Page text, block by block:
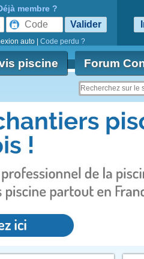
membre ?
auto Code perdu ?
piscine Forum